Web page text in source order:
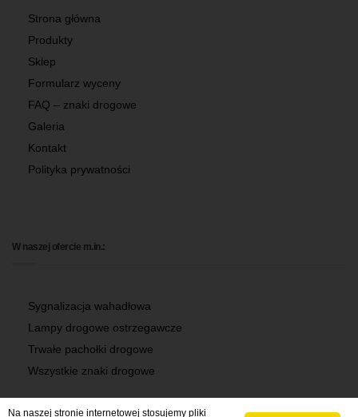
Strona główna
Produkty
Sklep
Formularz wyceny
FAQ – znaki drogowe
Galeria
Kontakt
Polityka prywatności
W naszej ofercie m.in.:
Sygnalizacja wahadłowa
Lampy drogowe ostrzegawcze
Trwałe pachołki drogowe
Wszystkie znaki drogowe
Na naszej stronie internetowej stosujemy pliki